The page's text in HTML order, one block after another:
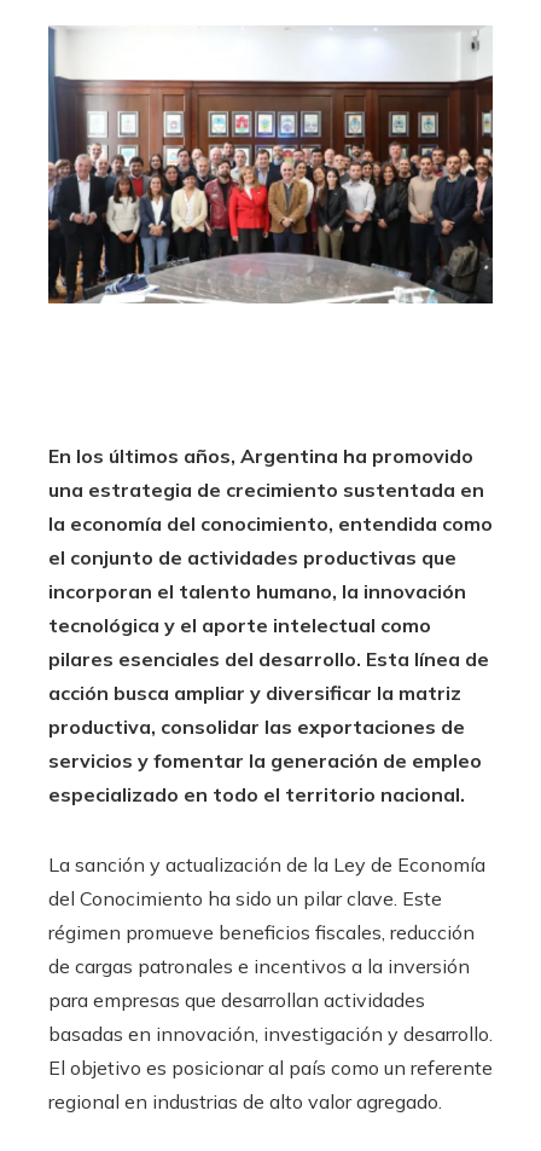
En los últimos años, Argentina ha promovido
una estrategia de crecimiento sustentada en
la economía del conocimiento, entendida como
el conjunto de actividades productivas que
incorporan el talento humano, la innovación
tecnológica y el aporte intelectual como
pilares esenciales del desarrollo. Esta línea de
acción busca ampliar y diversificar la matriz
productiva, consolidar las exportaciones de
servicios y fomentar la generación de empleo
especializado en todo el territorio nacional.
La sanción y actualización de la Ley de Economía
del Conocimiento ha sido un pilar clave. Este
régimen promueve beneficios fiscales, reducción
de cargas patronales e incentivos a la inversión
para empresas que desarrollan actividades
basadas en innovación, investigación y desarrollo.
El objetivo es posicionar al país como un referente
regional en industrias de alto valor agregado.